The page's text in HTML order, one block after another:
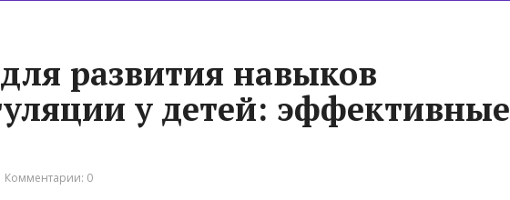
развития навыков
у детей: эффективные
Комментарии: 0